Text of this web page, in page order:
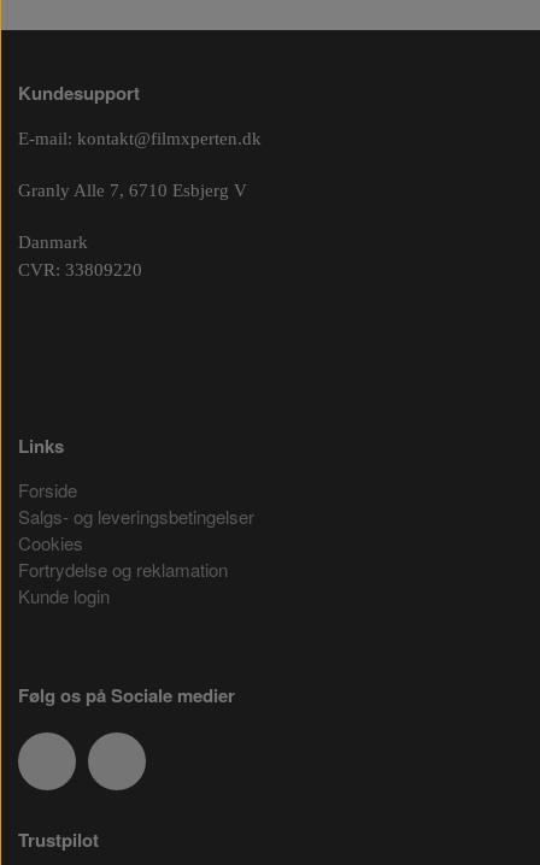
Kundesupport
E-mail: kontakt@filmxperten.dk
Granly Alle 7, 6710 Esbjerg V
Danmark
CVR: 33809220
Links
Forside
Salgs- og leveringsbetingelser
Cookies
Fortrydelse og reklamation
Kunde login
Følg os på Sociale medier
Trustpilot